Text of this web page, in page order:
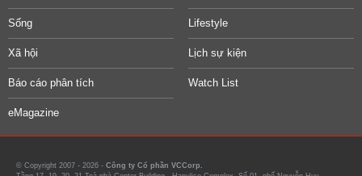
Sống Lifestyle
Xã hội Lịch sự kiện
Báo cáo phân tích Watch List
eMagazine
© Copyright 2007 - 2026 - Công ty Cổ phần VCCorp.